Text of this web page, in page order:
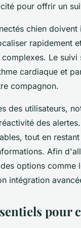
pour offrir un
chien
rapidement
Le
cardiaque et
compagnon.
des utilisateurs,
des
tout en
Afin
options comme
intégration
pour